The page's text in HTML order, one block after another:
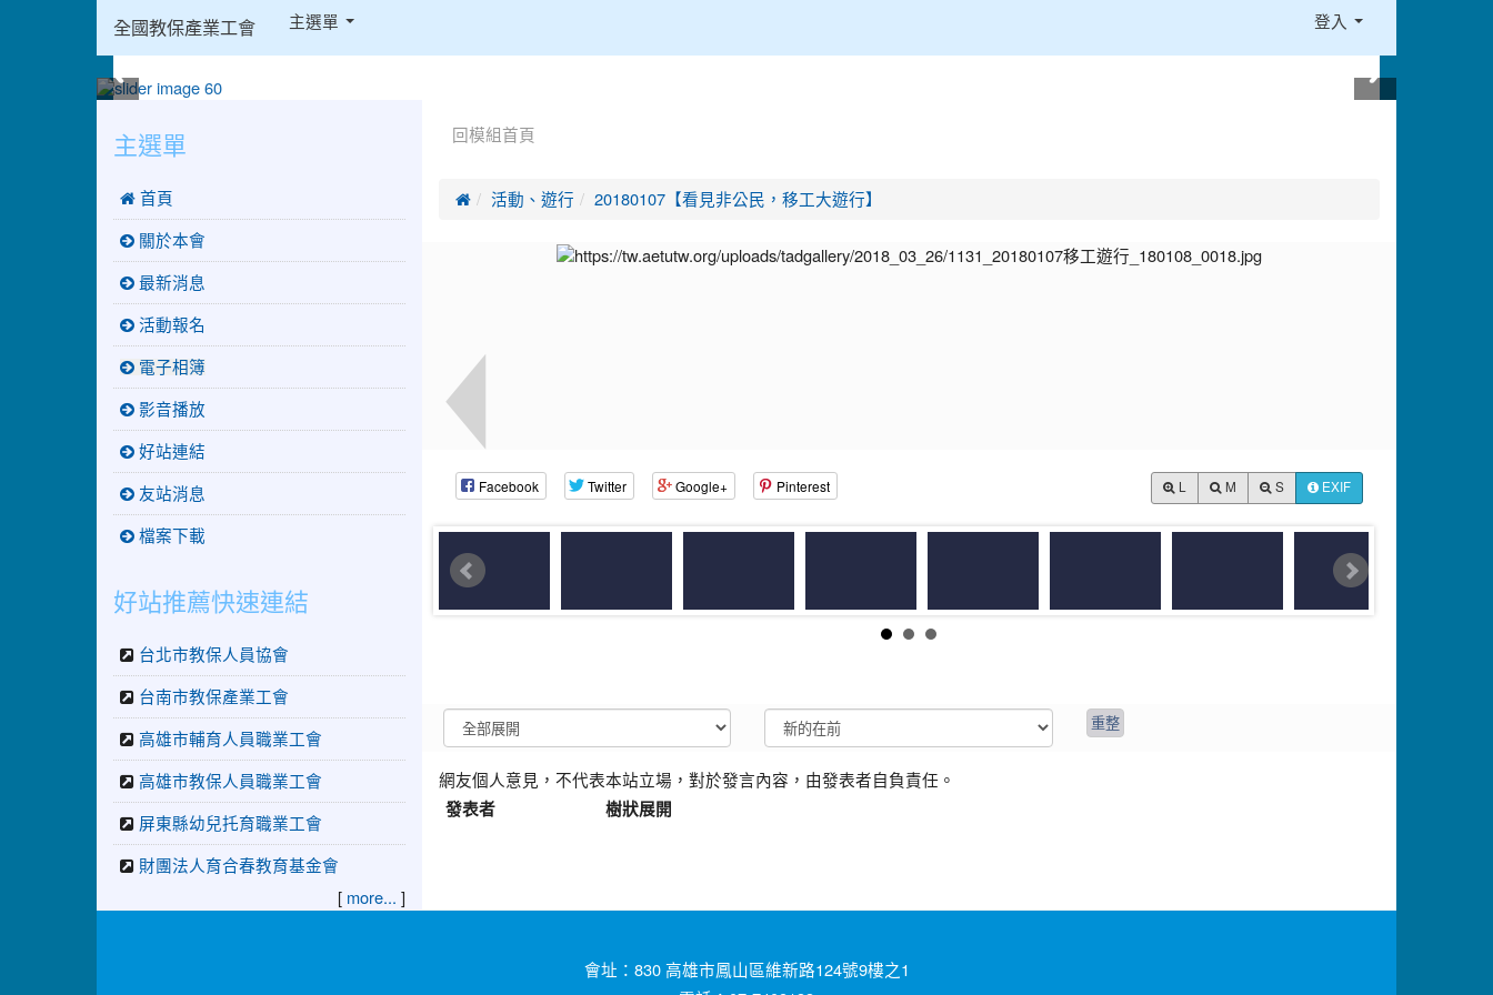
全國教保產業工會 主選單 登入
回模組首頁
 活動、遊行 20180107【看見非公民，移工大遊行】
Facebook Twitter Google+ Pinterest M S EXIF
網友個人意見，不代表本站立場，對於發言內容，由發表者自負責任。
發表者
樹狀展開
主選單
 首頁
關於本會
最新消息
活動報名
電子相簿
影音播放
好站連結
友站消息
檔案下載
好站推薦快速連結
台北市教保人員協會
台南市教保產業工會
高雄市輔育人員職業工會
高雄市教保人員職業工會
屏東縣幼兒托育職業工會
財團法人育合春教育基金會
[ more... ]
會址：830 高雄市鳳山區維新路124號9樓之1